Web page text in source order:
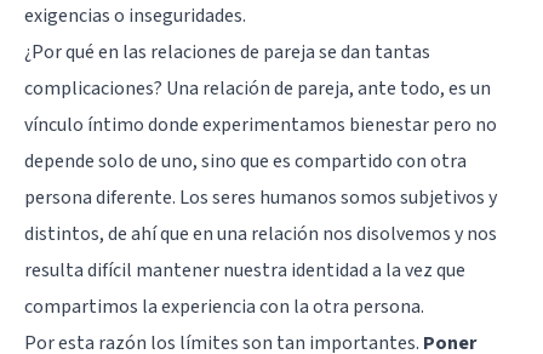
exigencias o inseguridades.
¿Por qué en las relaciones de pareja se dan tantas
complicaciones? Una relación de pareja, ante todo, es un
vínculo íntimo donde experimentamos bienestar pero no
depende solo de uno, sino que es compartido con otra
persona diferente. Los seres humanos somos subjetivos y
distintos, de ahí que en una relación nos disolvemos y nos
resulta difícil mantener nuestra identidad a la vez que
compartimos la experiencia con la otra persona.
Por esta razón los límites son tan importantes. Poner